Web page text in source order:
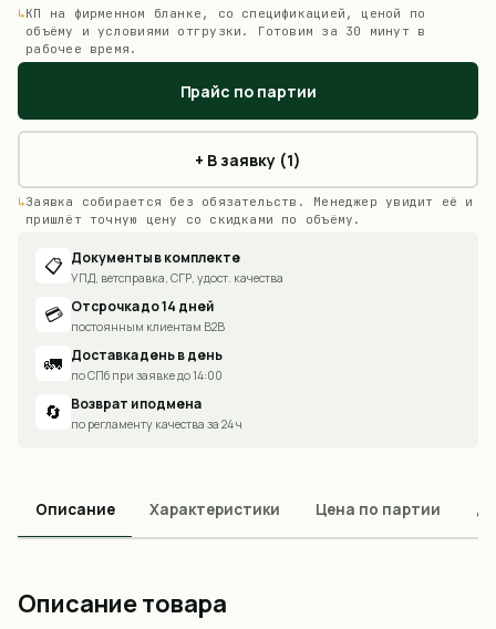
КП на фирменном бланке, со спецификацией, ценой по
объёму и условиями отгрузки. Готовим за 30 минут в
рабочее время.
Прайс по партии
+ В заявку (1)
Заявка собирается без обязательств. Менеджер увидит её и
пришлёт точную цену со скидками по объёму.
📋 Документы в комплекте
УПД, ветсправка, СГР, удост. качества
💳 Отсрочка до 14 дней
постоянным клиентам B2B
🚛 Доставка день в день
по СПб при заявке до 14:00
🔄 Возврат и подмена
по регламенту качества за 24 ч
Описание Характеристики Цена по партии
Описание товара